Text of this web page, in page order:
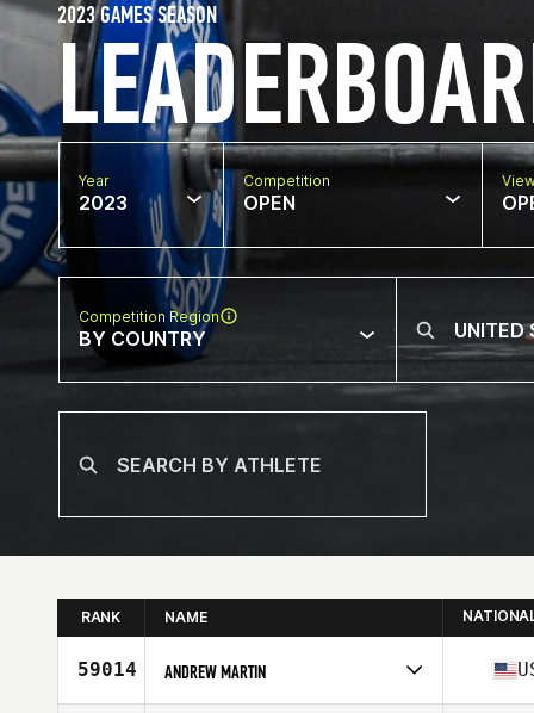
2023 GAMES SEASON
Year
2023
Competition
OPEN
Competition Region
BY COUNTRY
RANK NAME
59014 ANDREW MARTIN